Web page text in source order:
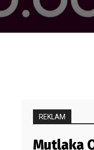
REKLAM
Mutlaka